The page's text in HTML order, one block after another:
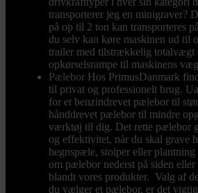
transporterer jeg en minigraver?
på op til 2 ton kan transporteres
du selv kan køre maskinen ud til
trailer med tilstrækkelig totalvægt
opkørselsrampe til maskinens
Pælebor Hos PrimusDanmark
til privat og professionelt brug.
for et benzindrevet pælebor til
hånddrevet pælebor til mindre
værktøj til dig. Det rette pælebor
og effektivitet, når du skal grave
hegnspæle, stolper eller
om pælebor nederst på siden eller
blandt vores produkter. Valg af
du vælger et pælebor, er det